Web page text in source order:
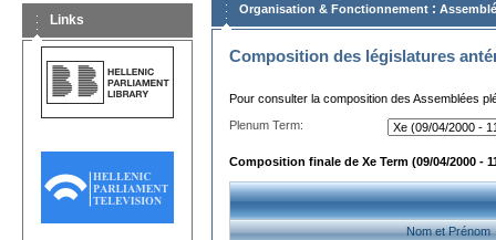
Links
Organisation & Fonctionnement :
Composition des législatures
Pour consulter la composition des Assemblées
Plenum Term:
Composition finale de Xe Term (09/04/2000 -
Nom et Prénom